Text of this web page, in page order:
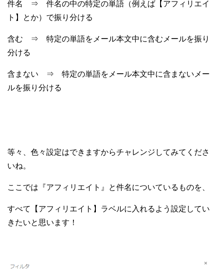
件名 ⇒ 件名の中の特定の単語（例えば【アフィリエイ
ト】とか）で振り分ける
含む ⇒ 特定の単語をメール本文中に含むメールを振り
分ける
含まない ⇒ 特定の単語をメール本文中に含まないメー
ルを振り分ける
等々、色々設定はできますからチャレンジしてみてくださ
いね。
ここでは『アフィリエイト』と件名についているものを、
すべて【アフィリエイト】ラベルに入れるよう設定してい
きたいと思います！